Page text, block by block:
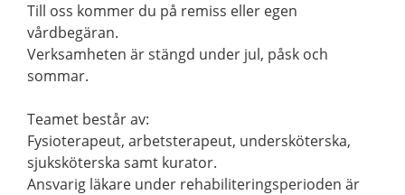
Till oss kommer du på remiss eller egen
vårdbegäran.
Verksamheten är stängd under jul, påsk och
sommar.
Teamet består av:
Fysioterapeut, arbetsterapeut, undersköterska,
sjuksköterska samt kurator.
Ansvarig läkare under rehabiliteringsperioden är